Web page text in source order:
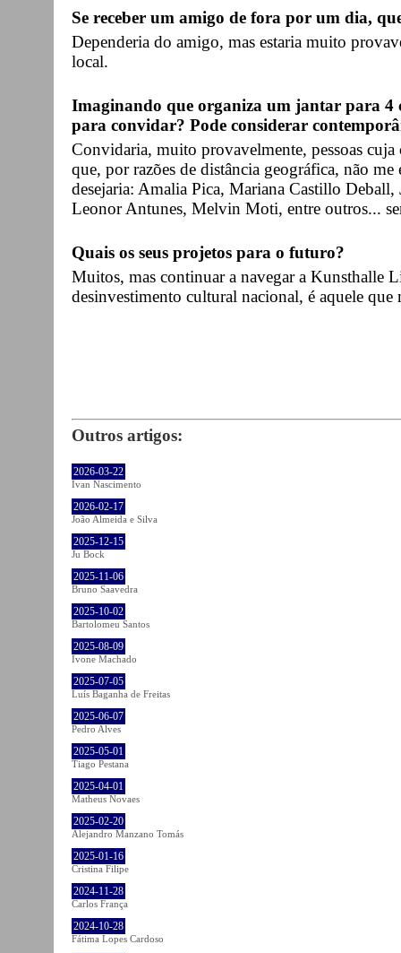
Se receber um amigo de fora por um dia,
Dependeria do amigo, mas estaria muito
local.
Imaginando que organiza um jantar para 4
para convidar? Pode considerar
Convidaria, muito provavelmente, pessoas
que, por razões de distância geográfica, não
desejaria: Amalia Pica, Mariana Castillo
Leonor Antunes, Melvin Moti, entre outros...
Quais os seus projetos para o futuro?
Muitos, mas continuar a navegar a Kunsthalle
desinvestimento cultural nacional, é aquele que
Outros artigos:
2026-03-22
Ivan Nascimento
2026-02-17
João Almeida e Silva
2025-12-15
Ju Bock
2025-11-06
Bruno Saavedra
2025-10-02
Bartolomeu Santos
2025-08-09
Ivone Machado
2025-07-05
Luís Baganha de Freitas
2025-06-07
Pedro Alves
2025-05-01
Tiago Pestana
2025-04-01
Matheus Novaes
2025-02-20
Alejandro Manzano Tomás
2025-01-16
Cristina Filipe
2024-11-28
Carlos França
2024-10-28
Fátima Lopes Cardoso